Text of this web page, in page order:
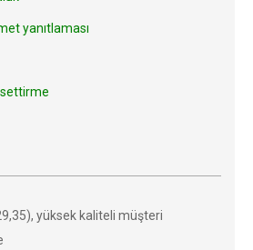
yanıtlaması
yüksek kaliteli müşteri